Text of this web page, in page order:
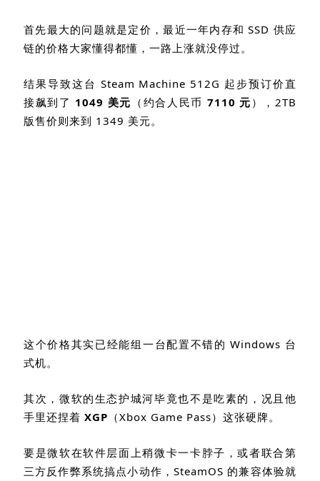
首先最大的问题就是定价，最近一年内存和 SSD 供应
链的价格大家懂得都懂，一路上涨就没停过。
结果导致这台 Steam Machine 512G 起步预订价直
接飙到了 1049 美元 （约合人民币 7110 元 ） ， 2TB
版售价则来到 1349 美元。
这个价格其实已经能组一台配置不错的Windows 台
式机。
其次，微软的生态护城河毕竟也不是吃素的，况且他
手里还捏着 XGP （Xbox Game Pass）这张硬牌。
要是微软在软件层面上稍微卡一卡脖子，或者联合第
三方反作弊系统搞点小动作，SteamOS 的兼容体验就